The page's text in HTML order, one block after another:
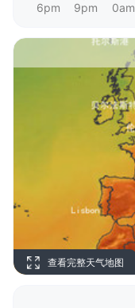
6pm 9pm 0am
查看完整天气地图